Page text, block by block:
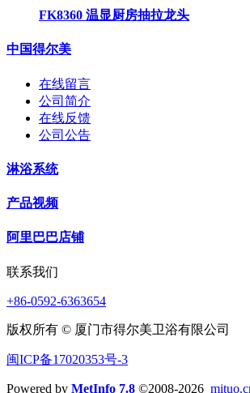
FK8360 温显厨房抽拉龙头
中国得尔美
在线留言
公司简介
在线反馈
公司公告
淋浴系统
产品视频
阿里巴巴店铺
联系我们
+86-0592-6363654
版权所有 © 厦门市得尔美卫浴有限公司
闽ICP备17020353号-3
Powered by MetInfo 7.8 ©2008-2026